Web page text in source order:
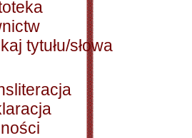
tytułu/słowa